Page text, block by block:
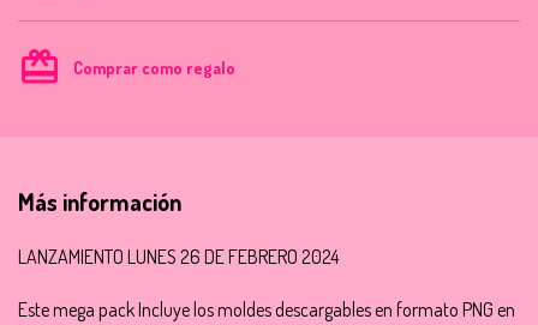
card_giftcard Comprar como regalo
Más información
LANZAMIENTO LUNES 26 DE FEBRERO 2024
Este mega pack Incluye los moldes descargables en formato PNG en